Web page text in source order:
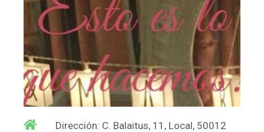
Dirección: C. Balaitus, 11, Local, 50012